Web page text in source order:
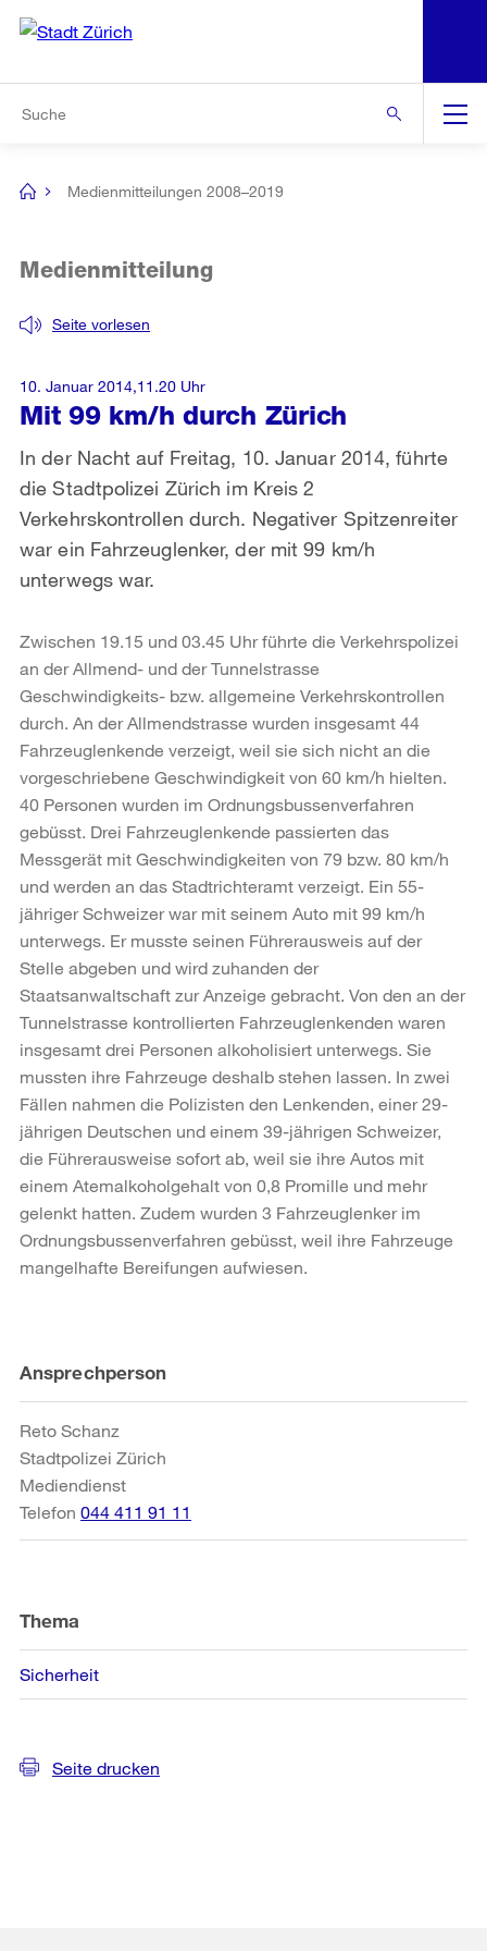
Navigation
[no
Medienmitteilungen 2008–2019
Mit 99 km/h durch Zürich
Seite vorlesen
Medienmitteilung
In der Nacht auf Freitag, 10. Januar 2014, führte
die Stadtpolizei Zürich im Kreis 2
Verkehrskontrollen durch. Negativer Spitzenreiter
war ein Fahrzeuglenker, der mit 99 km/h
unterwegs war.
10. Januar 2014,11.20 Uhr
Zwischen 19.15 und 03.45 Uhr führte die Verkehrspolizei
an der Allmend- und der Tunnelstrasse
Geschwindigkeits- bzw. allgemeine Verkehrskontrollen
durch. An der Allmendstrasse wurden insgesamt 44
Fahrzeuglenkende verzeigt, weil sie sich nicht an die
vorgeschriebene Geschwindigkeit von 60 km/h hielten.
40 Personen wurden im Ordnungsbussenverfahren
gebüsst. Drei Fahrzeuglenkende passierten das
Messgerät mit Geschwindigkeiten von 79 bzw. 80 km/h
und werden an das Stadtrichteramt verzeigt. Ein 55-
jähriger Schweizer war mit seinem Auto mit 99 km/h
unterwegs. Er musste seinen Führerausweis auf der
Stelle abgeben und wird zuhanden der
Staatsanwaltschaft zur Anzeige gebracht. Von den an der
Tunnelstrasse kontrollierten Fahrzeuglenkenden waren
insgesamt drei Personen alkoholisiert unterwegs. Sie
mussten ihre Fahrzeuge deshalb stehen lassen. In zwei
Fällen nahmen die Polizisten den Lenkenden, einer 29-
jährigen Deutschen und einem 39-jährigen Schweizer,
die Führerausweise sofort ab, weil sie ihre Autos mit
einem Atemalkoholgehalt von 0,8 Promille und mehr
gelenkt hatten. Zudem wurden 3 Fahrzeuglenker im
Ordnungsbussenverfahren gebüsst, weil ihre Fahrzeuge
mangelhafte Bereifungen aufwiesen.
Weitere
Informationen
Ansprechperson
Reto Schanz
Stadtpolizei Zürich
Mediendienst
Telefon 044 411 91 11
Thema
Sicherheit
Seite drucken